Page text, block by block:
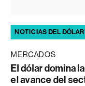
NOTICIAS DEL DÓLAR
MERCADOS
El dólar domina
el avance del